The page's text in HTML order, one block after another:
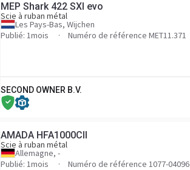
MEP Shark 422 SXI evo
Scie à ruban métal
Les Pays-Bas, Wijchen
Publié: 1mois
Numéro de référence MET11.371
SECOND OWNER B.V.
AMADA HFA1000CII
Scie à ruban métal
Allemagne, -
Publié: 1mois
Numéro de référence 1077-04096